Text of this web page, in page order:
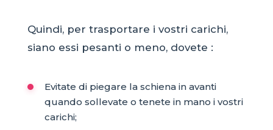
Quindi, per trasportare i vostri carichi,
siano essi pesanti o meno, dovete :
Evitate di piegare la schiena in avanti
quando sollevate o tenete in mano i vostri
carichi;